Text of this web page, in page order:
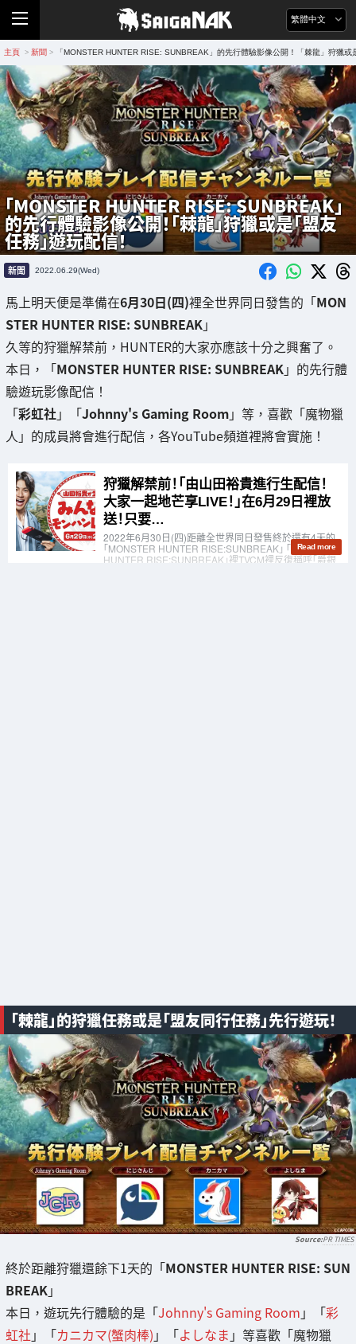
繁體中文
主頁 > 新聞 > 「MONSTER HUNTER RISE: SUNBREAK」的先行體驗影像公開！「棘龍」狩獵
「MONSTER HUNTER RISE: SUNBREAK」
的先行體驗影像公開！「棘龍」狩獵或是「盟友
任務」遊玩配信！
新聞 2022.06.29(Wed)
馬上明天便是準備在6月30日(四)裡全世界同日發售的「MON
STER HUNTER RISE: SUNBREAK」
久等的狩獵解禁前，HUNTER的大家亦應該十分之興奮了。
本日，「MONSTER HUNTER RISE: SUNBREAK」的先行體
驗遊玩影像配信！
「彩虹社 」「Johnny's Gaming Room」等，喜歡「魔物獵
人」的成員將會進行配信，各YouTube頻道裡將會實施！
「棘龍」的狩獵任務或是「盟友同行任務」先行遊玩！
PR TIMES
終於距離狩獵還餘下1天的「MONSTER HUNTER RISE: SUN
BREAK」
本日，遊玩先行體驗的是「Johnny's Gaming Room 」「彩
虹社 」「カニカマ(蟹肉棒) 」「よしなま 」等喜歡「魔物獵